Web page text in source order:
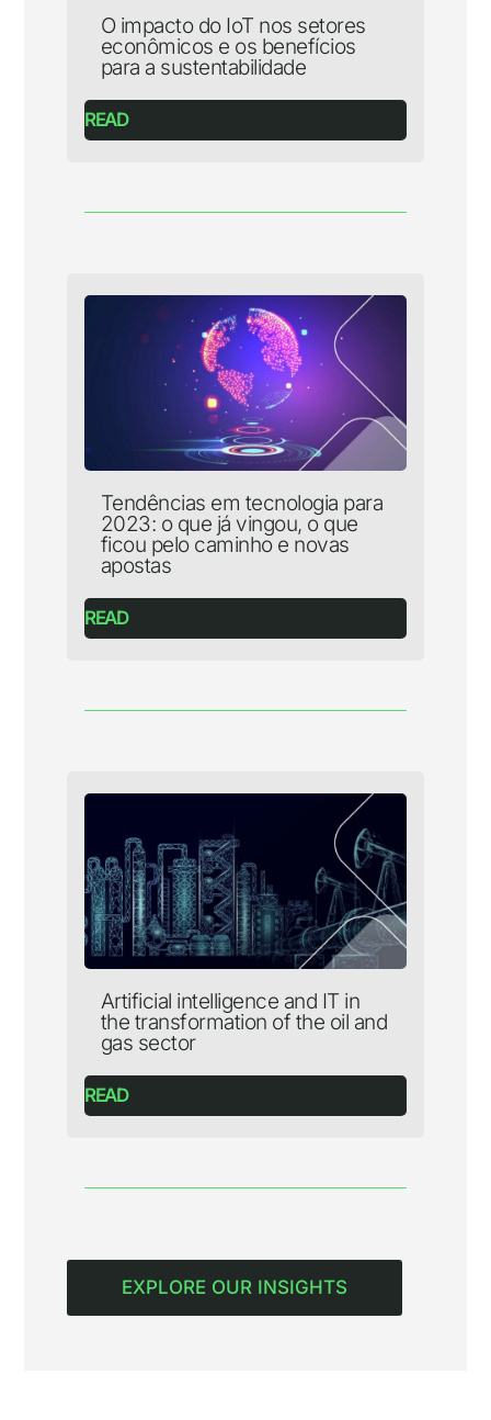
O impacto do IoT nos setores
econômicos e os benefícios
para a sustentabilidade
READ
Tendências em tecnologia para
2023: o que já vingou, o que
ficou pelo caminho e novas
apostas
READ
Artificial intelligence and IT in
the transformation of the oil and
gas sector
READ
EXPLORE OUR INSIGHTS